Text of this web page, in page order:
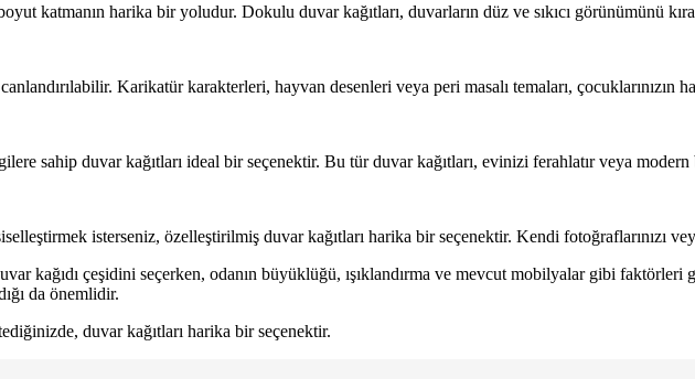
katmanın harika bir yoludur. Dokulu duvar kağıtları, duvarların düz ve sıkıcı görünümünü
Karikatür karakterleri, hayvan desenleri veya peri masalı temaları, çocuklarınızın
sahip duvar kağıtları ideal bir seçenektir. Bu tür duvar kağıtları, evinizi ferahlatır veya modern
isterseniz, özelleştirilmiş duvar kağıtları harika bir seçenektir. Kendi fotoğraflarınızı
kağıdı çeşidini seçerken, odanın büyüklüğü, ışıklandırma ve mevcut mobilyalar gibi faktörleri
da önemlidir.
duvar kağıtları harika bir seçenektir.